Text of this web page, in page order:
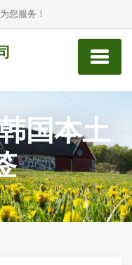
您服务！
国本土